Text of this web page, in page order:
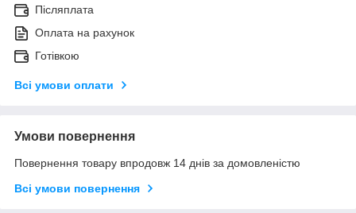
Післяплата
Оплата на рахунок
Готівкою
Всі умови оплати
Умови повернення
Повернення товару впродовж 14 днів за домовленістю
Всі умови повернення